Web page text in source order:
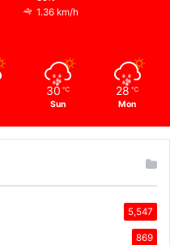
1.36 km/h
30 ℃
Sun
28 ℃
Mon
5,547
869